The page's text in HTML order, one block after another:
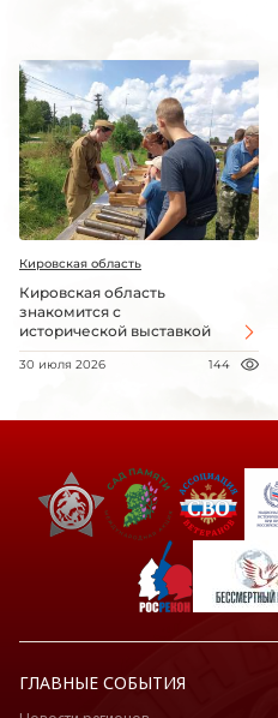
Кировская область
Кировская область
знакомится с
исторической выставкой
30 июля 2026 144
ГЛАВНЫЕ СОБЫТИЯ